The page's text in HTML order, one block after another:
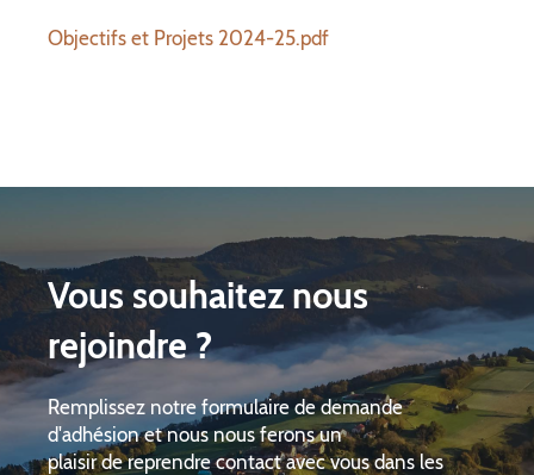
Objectifs et Projets 2024-25.pdf
Vous souhaitez nous
rejoindre ?
Remplissez notre formulaire de demande
d'adhésion et nous nous ferons un
plaisir de reprendre contact avec vous dans les